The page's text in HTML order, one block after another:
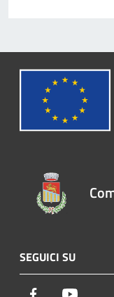
SEGUICI SU
Facebook